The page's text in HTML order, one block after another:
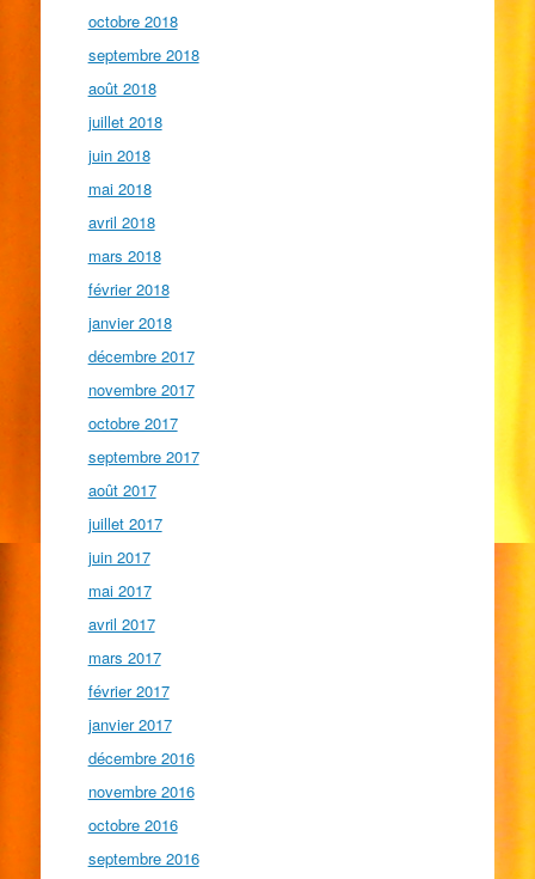
octobre 2018
septembre 2018
août 2018
juillet 2018
juin 2018
mai 2018
avril 2018
mars 2018
février 2018
janvier 2018
décembre 2017
novembre 2017
octobre 2017
septembre 2017
août 2017
juillet 2017
juin 2017
mai 2017
avril 2017
mars 2017
février 2017
janvier 2017
décembre 2016
novembre 2016
octobre 2016
septembre 2016